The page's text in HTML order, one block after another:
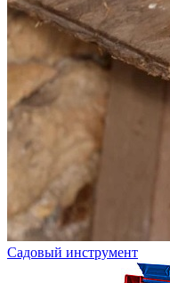
Садовый инструмент